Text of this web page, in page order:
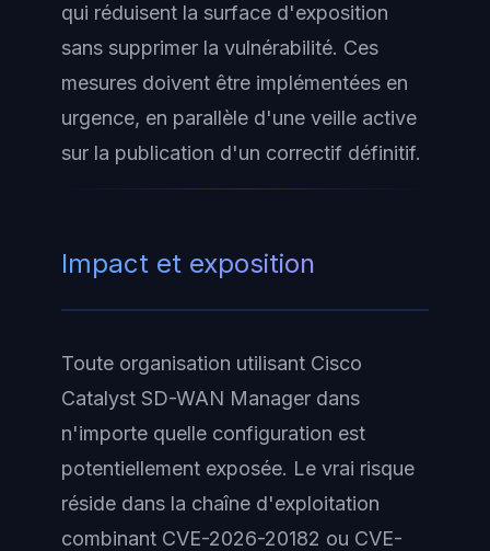
qui réduisent la surface d'exposition
sans supprimer la vulnérabilité. Ces
mesures doivent être implémentées en
urgence, en parallèle d'une veille active
sur la publication d'un correctif définitif.
Impact et exposition
Toute organisation utilisant Cisco
Catalyst SD-WAN Manager dans
n'importe quelle configuration est
potentiellement exposée. Le vrai risque
réside dans la chaîne d'exploitation
combinant CVE-2026-20182 ou CVE-